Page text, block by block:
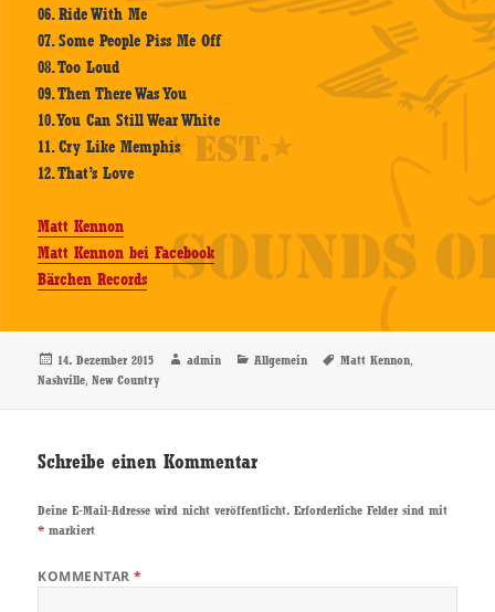
06. Ride With Me
07. Some People Piss Me Off
08. Too Loud
09. Then There Was You
10. You Can Still Wear White
11. Cry Like Memphis
12. That’s Love
Matt Kennon
Matt Kennon bei Facebook
Bärchen Records
Veröffentlicht
am
14. Dezember 2015 Autor
admin Kategorien
Allgemein Schlagwörter
Matt Kennon,
Nashville,New Country
Schreibe einen Kommentar
Deine E-Mail-Adresse wird nicht veröffentlicht. Erforderliche Felder sind mit
* markiert
KOMMENTAR*